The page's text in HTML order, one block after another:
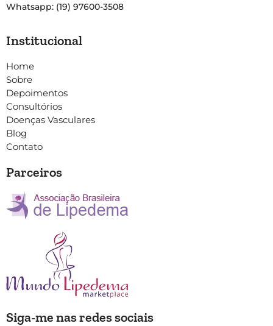
Whatsapp: (19) 97600-3508
Institucional
Home
Sobre
Depoimentos
Consultórios
Doenças Vasculares
Blog
Contato
Parceiros
Siga-me nas redes sociais